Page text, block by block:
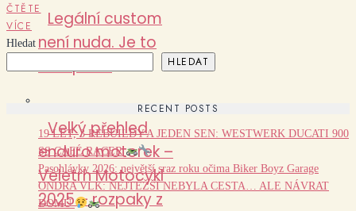
Legální custom
není nuda. Je to
disciplína.
Velký přehled
enduro motorek –
Veletrh Motocykl
2025 – rozpaky z
ČTĚTE
VÍCE
Hledat
HLEDAT
RECENT POSTS
19 LET, 3 REBUILDY A JEDEN SEN: WESTWERK DUCATI 900
SS CAFÉ RACER
Pasohlávky 2026: největší sraz roku očima Biker Boyz Garage
ONDRA VLK: NEJTĚŽŠÍ NEBYLA CESTA… ALE NÁVRAT
DOMŮ